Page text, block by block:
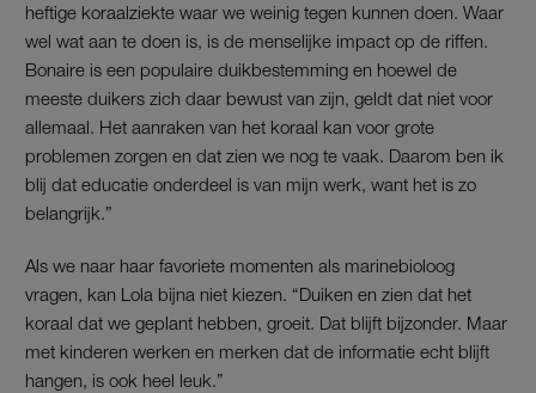
heftige koraalziekte waar we weinig tegen kunnen doen. Waar
wel wat aan te doen is, is de menselijke impact op de riffen.
Bonaire is een populaire duikbestemming en hoewel de
meeste duikers zich daar bewust van zijn, geldt dat niet voor
allemaal. Het aanraken van het koraal kan voor grote
problemen zorgen en dat zien we nog te vaak. Daarom ben ik
blij dat educatie onderdeel is van mijn werk, want het is zo
belangrijk.”
Als we naar haar favoriete momenten als marinebioloog
vragen, kan Lola bijna niet kiezen. “Duiken en zien dat het
koraal dat we geplant hebben, groeit. Dat blijft bijzonder. Maar
met kinderen werken en merken dat de informatie echt blijft
hangen, is ook heel leuk.”